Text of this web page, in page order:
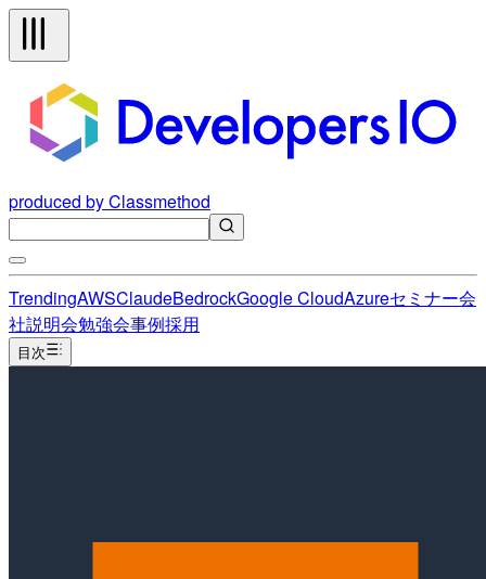
produced by Classmethod
TrendingAWSClaudeBedrockGoogle CloudAzureセミナー会
社説明会勉強会事例採用
目次